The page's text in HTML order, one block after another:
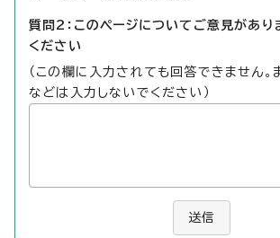
質問2：このページについてご意見があり
ください
（この欄に入力されても回答できません。
などは入力しないでください）
送信